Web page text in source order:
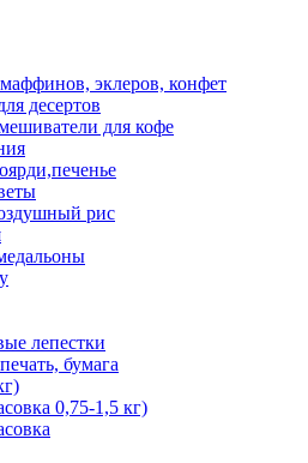
эклеров, конфет
десертов
для кофе
рис
лепестки
бумага
0,75-1,5 кг)